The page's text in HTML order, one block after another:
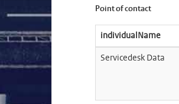
Point of contact
individualName
Servicedesk Data